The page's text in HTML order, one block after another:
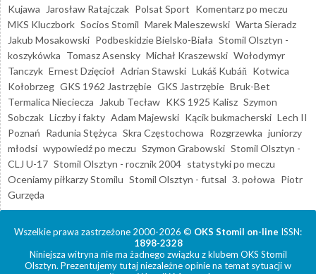
Kujawa
Jarosław Ratajczak Polsat Sport Komentarz po meczu
MKS Kluczbork Socios Stomil Marek Maleszewski Warta Sieradz
Jakub Mosakowski Podbeskidzie Bielsko-Biała Stomil Olsztyn -
koszykówka Tomasz Asensky Michał Kraszewski Wołodymyr
Tanczyk Ernest Dzięcioł Adrian Stawski Lukáš Kubáň Kotwica
Kołobrzeg GKS 1962 Jastrzębie GKS Jastrzębie Bruk-Bet
Termalica Nieciecza
Jakub Tecław KKS 1925 Kalisz Szymon
Sobczak Liczby i fakty Adam Majewski Kącik bukmacherski Lech II
Poznań Radunia Stężyca Skra Częstochowa Rozgrzewka juniorzy
młodsi wypowiedź po meczu Szymon Grabowski Stomil Olsztyn -
CLJ U-17 Stomil Olsztyn - rocznik 2004 statystyki po meczu
Oceniamy piłkarzy Stomilu Stomil Olsztyn - futsal 3. połowa Piotr
Gurzęda
Wszelkie prawa zastrzeżone 2000-2026 © OKS Stomil on-line ISSN:
1898-2328
Niniejsza witryna nie ma żadnego związku z klubem OKS Stomil
Olsztyn. Prezentujemy tutaj niezależne opinie na temat sytuacji w